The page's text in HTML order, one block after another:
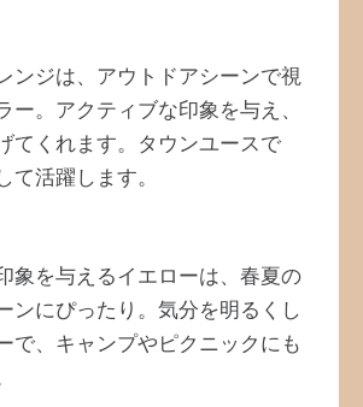
ンジは、アウトドアシーンで視
ー。アクティブな印象を与え、
てくれます。タウンユースで
て活躍します。
象を与えるイエローは、春夏の
ンにぴったり。気分を明るくし
で、キャンプやピクニックにも